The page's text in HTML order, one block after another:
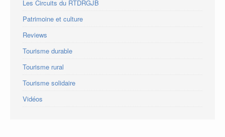
Les Circuits du RTDRGJB
Patrimoine et culture
Reviews
Tourisme durable
Tourisme rural
Tourisme solidaire
Vidéos